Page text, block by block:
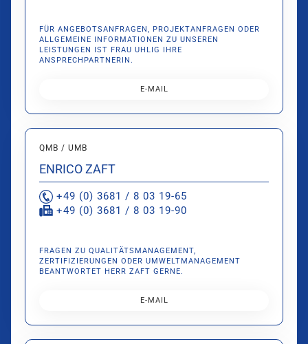
FÜR ANGEBOTSANFRAGEN, PROJEKTANFRAGEN ODER
ALLGEMEINE INFORMATIONEN ZU UNSEREN
LEISTUNGEN IST FRAU UHLIG IHRE
ANSPRECHPARTNERIN.
E-MAIL
QMB / UMB
ENRICO ZAFT
+49 (0) 3681 / 8 03 19-65
+49 (0) 3681 / 8 03 19-90
FRAGEN ZU QUALITÄTSMANAGEMENT,
ZERTIFIZIERUNGEN ODER UMWELTMANAGEMENT
BEANTWORTET HERR ZAFT GERNE.
E-MAIL